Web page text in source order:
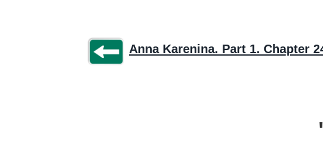
Anna Karenina. Part 1. Chapter